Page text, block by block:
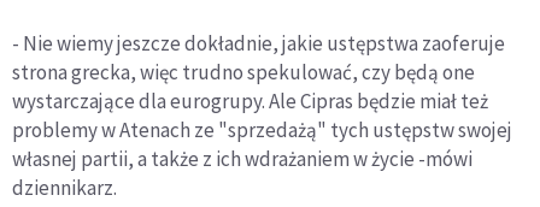
- Nie wiemy jeszcze dokładnie, jakie ustępstwa zaoferuje
strona grecka, więc trudno spekulować, czy będą one
wystarczające dla eurogrupy. Ale Cipras będzie miał też
problemy w Atenach ze "sprzedażą" tych ustępstw swojej
własnej partii, a także z ich wdrażaniem w życie -mówi
dziennikarz.